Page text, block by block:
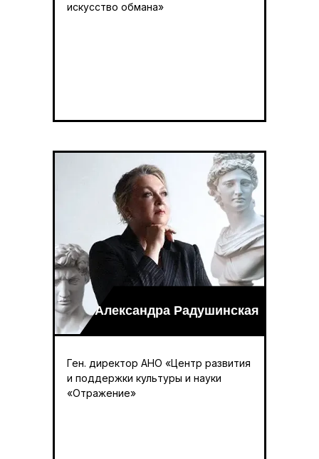
искусство обмана»
Ген. директор АНО «Центр развития
и поддержки культуры и науки
«Отражение»
Александра Радушинская